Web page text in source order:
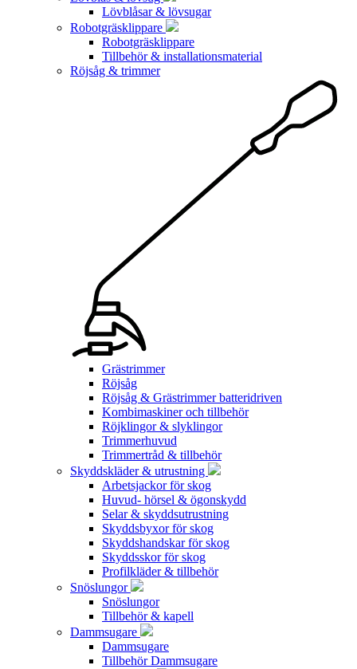
Lövblåsar & lövsugar
Robotgräsklippare
Robotgräsklippare
Tillbehör & installationsmaterial
Röjsåg & trimmer
Grästrimmer
Röjsåg
Röjsåg & Grästrimmer batteridriven
Kombimaskiner och tillbehör
Röjklingor & slyklingor
Trimmerhuvud
Trimmertråd & tillbehör
Skyddskläder & utrustning
Arbetsjackor för skog
Huvud- hörsel & ögonskydd
Selar & skyddsutrustning
Skyddsbyxor för skog
Skyddshandskar för skog
Skyddsskor för skog
Profilkläder & tillbehör
Snöslungor
Snöslungor
Tillbehör & kapell
Dammsugare
Dammsugare
Tillbehör Dammsugare